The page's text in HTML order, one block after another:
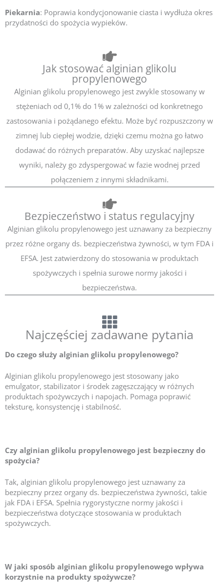
Piekarnia: Poprawia kondycjonowanie ciasta i wydłuża okres
przydatności do spożycia wypieków.
Jak stosować alginian glikolu
propylenowego
Alginian glikolu propylenowego jest zwykle stosowany w
stężeniach od 0,1% do 1% w zależności od konkretnego
zastosowania i pożądanego efektu. Może być rozpuszczony w
zimnej lub ciepłej wodzie, dzięki czemu można go łatwo
dodawać do różnych preparatów. Aby uzyskać najlepsze
wyniki, należy go zdyspergować w fazie wodnej przed
połączeniem z innymi składnikami.
Bezpieczeństwo i status regulacyjny
Alginian glikolu propylenowego jest uznawany za bezpieczny
przez różne organy ds. bezpieczeństwa żywności, w tym FDA i
EFSA. Jest zatwierdzony do stosowania w produktach
spożywczych i spełnia surowe normy jakości i
bezpieczeństwa.
Najczęściej zadawane pytania
Do czego służy alginian glikolu propylenowego?
Alginian glikolu propylenowego jest stosowany jako
emulgator, stabilizator i środek zagęszczający w różnych
produktach spożywczych i napojach. Pomaga poprawić
teksturę, konsystencję i stabilność.
Czy alginian glikolu propylenowego jest bezpieczny do
spożycia?
Tak, alginian glikolu propylenowego jest uznawany za
bezpieczny przez organy ds. bezpieczeństwa żywności, takie
jak FDA i EFSA. Spełnia rygorystyczne normy jakości i
bezpieczeństwa dotyczące stosowania w produktach
spożywczych.
W jaki sposób alginian glikolu propylenowego wpływa
korzystnie na produkty spożywcze?